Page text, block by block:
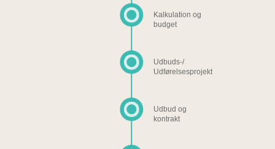
Kalkulation og
budget
Udbuds-/
Udførelsesprojekt
Udbud og
kontrakt